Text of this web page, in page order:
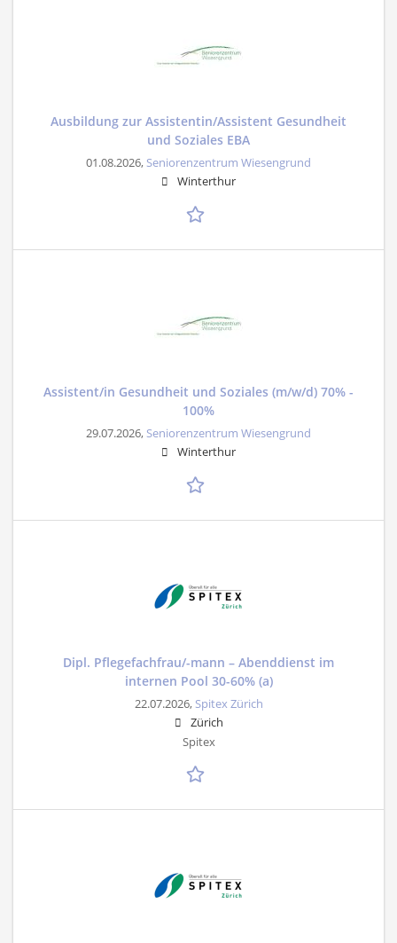
Ausbildung zur Assistentin/Assistent Gesundheit
und Soziales EBA
01.08.2026, Seniorenzentrum Wiesengrund
Winterthur
Assistent/in Gesundheit und Soziales (m/w/d) 70% -
100%
29.07.2026, Seniorenzentrum Wiesengrund
Winterthur
Dipl. Pflegefachfrau/-mann – Abenddienst im
internen Pool 30-60% (a)
22.07.2026, Spitex Zürich
Zürich
Spitex